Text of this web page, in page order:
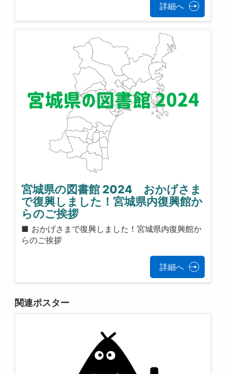
詳細へ
宮城県の図書館 2024 おかげさま
で復興しました！宮城県内復興館か
らのご挨拶
■ おかげさまで復興しました！宮城県内復興館か
らのご挨拶
詳細へ
関連ポスター